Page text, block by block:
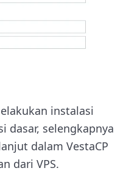
instalasi
dasar, selengkapnya
dalam VestaCP
dari VPS.